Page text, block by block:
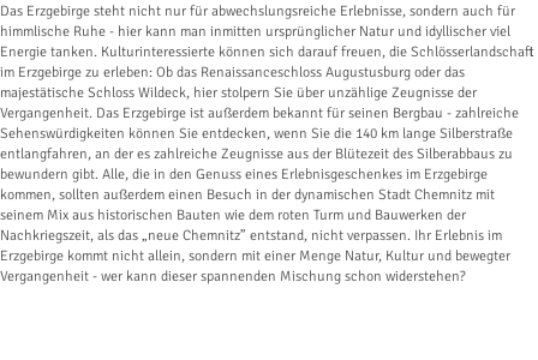
Das Erzgebirge steht nicht nur für abwechslungsreiche Erlebnisse, sondern auch für
himmlische Ruhe - hier kann man inmitten ursprünglicher Natur und idyllischer viel
Energie tanken. Kulturinteressierte können sich darauf freuen, die Schlösserlandschaft
im Erzgebirge zu erleben: Ob das Renaissanceschloss Augustusburg oder das
majestätische Schloss Wildeck, hier stolpern Sie über unzählige Zeugnisse der
Vergangenheit. Das Erzgebirge ist außerdem bekannt für seinen Bergbau - zahlreiche
Sehenswürdigkeiten können Sie entdecken, wenn Sie die 140 km lange Silberstraße
entlangfahren, an der es zahlreiche Zeugnisse aus der Blütezeit des Silberabbaus zu
bewundern gibt. Alle, die in den Genuss eines Erlebnisgeschenkes im Erzgebirge
kommen, sollten außerdem einen Besuch in der dynamischen Stadt Chemnitz mit
seinem Mix aus historischen Bauten wie dem roten Turm und Bauwerken der
Nachkriegszeit, als das „neue Chemnitz” entstand, nicht verpassen. Ihr Erlebnis im
Erzgebirge kommt nicht allein, sondern mit einer Menge Natur, Kultur und bewegter
Vergangenheit - wer kann dieser spannenden Mischung schon widerstehen?